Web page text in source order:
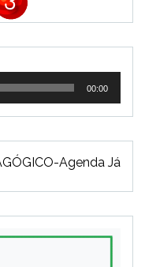
00:00
Agenda Já